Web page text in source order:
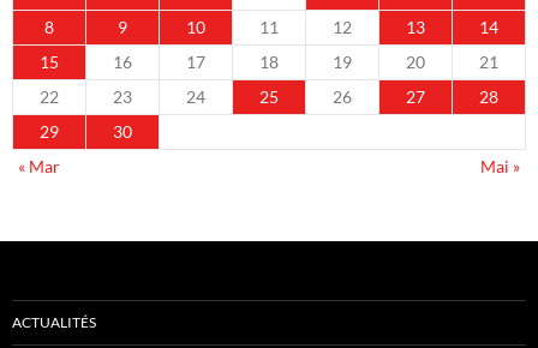
8
9 10 11 12 13
14
15
16 17 18 19 20
21
22
23 24 25 26 27
28
29
30
« Mar
Mai »
ACTUALITÉS